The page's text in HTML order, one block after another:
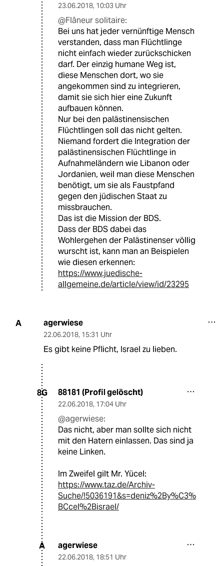
23.06.2018, 10:03 Uhr
@Flâneur solitaire:
Bei uns hat jeder vernünftige Mensch
verstanden, dass man Flüchtlinge
nicht einfach wieder zurückschicken
darf. Der einzig humane Weg ist,
diese Menschen dort, wo sie
angekommen sind zu integrieren,
damit sie sich hier eine Zukunft
aufbauen können.
Nur bei den palästinensischen
Flüchtlingen soll das nicht gelten.
Niemand fordert die Integration der
palästinensischen Flüchtlinge in
Aufnahmeländern wie Libanon oder
Jordanien, weil man diese Menschen
benötigt, um sie als Faustpfand
gegen den jüdischen Staat zu
missbrauchen.
Das ist die Mission der BDS.
Dass der BDS dabei das
Wohlergehen der Palästinenser völlig
wurscht ist, kann man an Beispielen
wie diesen erkennen:
https://www.juedische-
allgemeine.de/article/view/id/23295
A agerwiese
22.06.2018, 15:31 Uhr
Es gibt keine Pflicht, Israel zu lieben.
8G 88181 (Profil gelöscht)
22.06.2018, 17:04 Uhr
@agerwiese:
Das nicht, aber man sollte sich nicht
mit den Hatern einlassen. Das sind ja
keine Linken.
Im Zweifel gilt Mr. Yücel:
https://www.taz.de/Archiv-
Suche/!5036191&s=deniz%2By%C3%
BCcel%2Bisrael/
A agerwiese
22.06.2018, 18:51 Uhr